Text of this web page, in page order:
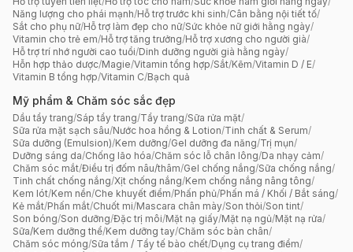
Năng lượng cho phái mạnh/Hỗ trợ trước khi sinh/Cân bằng nội tiết tố/
Sắt cho phụ nữ/Hỗ trợ làm đẹp cho nữ/Sức khỏe nữ giới hằng ngày/
Vitamin cho trẻ em/Hỗ trợ tăng trưởng/Hỗ trợ xương cho người già/
Hỗ trợ trí nhớ người cao tuổi/Dinh dưỡng người già hằng ngày/
Hỗn hợp thảo dược/Magie/Vitamin tổng hợp/Sắt/Kẽm/Vitamin D / E/
Vitamin B tổng hợp/Vitamin C/Bạch quả
Mỹ phẩm & Chăm sóc sắc đẹp
Dầu tẩy trang/Sáp tẩy trang/Tẩy trang/Sữa rửa mặt/
Sữa rửa mặt sạch sâu/Nước hoa hồng & Lotion/Tinh chất & Serum/
Sữa dưỡng (Emulsion)/Kem dưỡng/Gel dưỡng đa năng/Trị mụn/
Dưỡng sáng da/Chống lão hóa/Chăm sóc lỗ chân lông/Da nhạy cảm/
Chăm sóc mắt/Điều trị đốm nâu/thâm/Gel chống nắng/Sữa chống nắng/
Tinh chất chống nắng/Xịt chống nắng/Kem chống nắng nâng tông/
Kem lót/Kem nền/Che khuyết điểm/Phấn phủ/Phấn má / Khối / Bắt sáng/
Kẻ mắt/Phấn mắt/Chuốt mi/Mascara chân mày/Son thỏi/Son tint/
Son bóng/Son dưỡng/Đặc trị môi/Mặt nạ giấy/Mặt nạ ngủ/Mặt nạ rửa/
Sữa/Kem dưỡng thể/Kem dưỡng tay/Chăm sóc bàn chân/
Chăm sóc móng/Sữa tắm / Tẩy tế bào chết/Dụng cụ trang điểm/